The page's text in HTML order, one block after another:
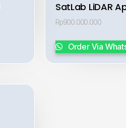
SatLab LiDAR
Rp900.000.000
Order Via